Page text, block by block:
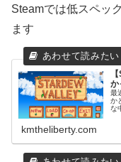
Steamでは低スペッ
ます
か
最
か
な
kmtheliberty.com